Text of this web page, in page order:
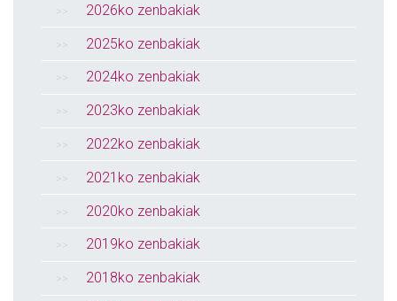
2026ko zenbakiak
2025ko zenbakiak
2024ko zenbakiak
2023ko zenbakiak
2022ko zenbakiak
2021ko zenbakiak
2020ko zenbakiak
2019ko zenbakiak
2018ko zenbakiak